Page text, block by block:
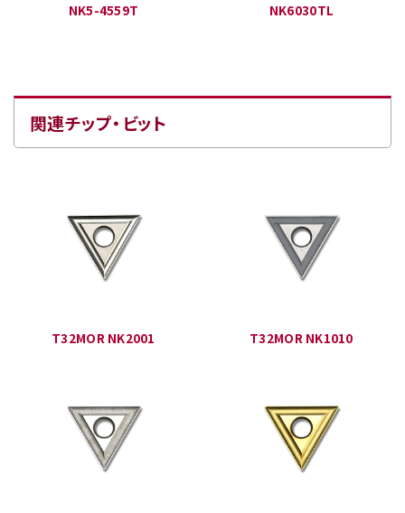
NK5-4559T NK6030TL
関連チップ・ビット
T32MOR NK2001 T32MOR NK1010